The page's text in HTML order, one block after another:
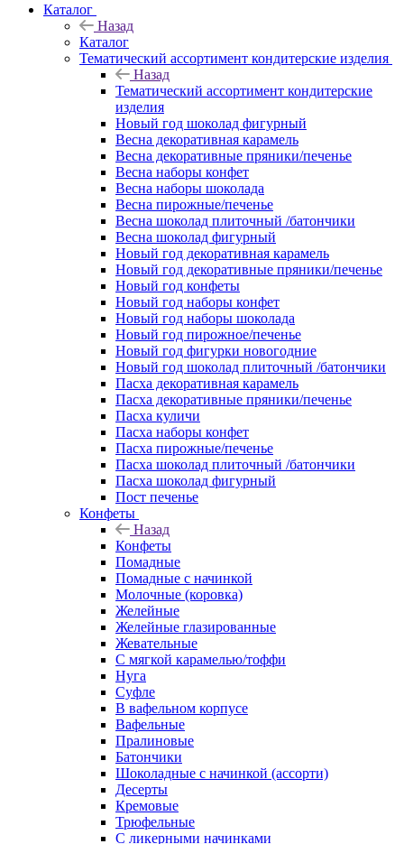
Каталог
Назад
Каталог
Тематический ассортимент кондитерские изделия
Назад
Тематический ассортимент кондитерские
изделия
Новый год шоколад фигурный
Весна декоративная карамель
Весна декоративные пряники/печенье
Весна наборы конфет
Весна наборы шоколада
Весна пирожные/печенье
Весна шоколад плиточный /батончики
Весна шоколад фигурный
Новый год декоративная карамель
Новый год декоративные пряники/печенье
Новый год конфеты
Новый год наборы конфет
Новый год наборы шоколада
Новый год пирожное/печенье
Новый год фигурки новогодние
Новый год шоколад плиточный /батончики
Пасха декоративная карамель
Пасха декоративные пряники/печенье
Пасха куличи
Пасха наборы конфет
Пасха пирожные/печенье
Пасха шоколад плиточный /батончики
Пасха шоколад фигурный
Пост печенье
Конфеты
Назад
Конфеты
Помадные
Помадные с начинкой
Молочные (коровка)
Желейные
Желейные глазированные
Жевательные
С мягкой карамелью/тоффи
Нуга
Суфле
В вафельном корпусе
Вафельные
Пралиновые
Батончики
Шоколадные с начинкой (ассорти)
Десерты
Кремовые
Трюфельные
С ликерными начинками